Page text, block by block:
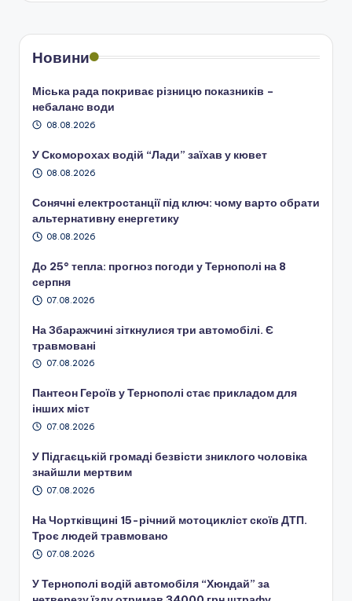
Новини
Міська рада покриває різницю показників –
небаланс води
08.08.2026
У Скоморохах водій “Лади” заїхав у кювет
08.08.2026
Сонячні електростанції під ключ: чому варто обрати
альтернативну енергетику
08.08.2026
До 25° тепла: прогноз погоди у Тернополі на 8
серпня
07.08.2026
На Збаражчині зіткнулися три автомобілі. Є
травмовані
07.08.2026
Пантеон Героїв у Тернополі стає прикладом для
інших міст
07.08.2026
У Підгаєцькій громаді безвісти зниклого чоловіка
знайшли мертвим
07.08.2026
На Чортківщині 15-річний мотоцикліст скоїв ДТП.
Троє людей травмовано
07.08.2026
У Тернополі водій автомобіля “Хюндай” за